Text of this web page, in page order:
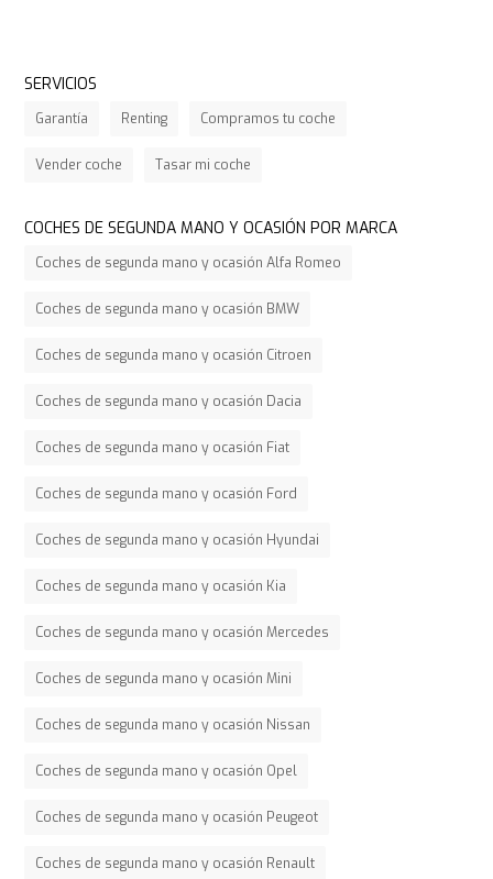
SERVICIOS
Garantía Renting Compramos tu coche
Vender coche Tasar mi coche
COCHES DE SEGUNDA MANO Y OCASIÓN POR MARCA
Coches de segunda mano y ocasión Alfa Romeo
Coches de segunda mano y ocasión BMW
Coches de segunda mano y ocasión Citroen
Coches de segunda mano y ocasión Dacia
Coches de segunda mano y ocasión Fiat
Coches de segunda mano y ocasión Ford
Coches de segunda mano y ocasión Hyundai
Coches de segunda mano y ocasión Kia
Coches de segunda mano y ocasión Mercedes
Coches de segunda mano y ocasión Mini
Coches de segunda mano y ocasión Nissan
Coches de segunda mano y ocasión Opel
Coches de segunda mano y ocasión Peugeot
Coches de segunda mano y ocasión Renault